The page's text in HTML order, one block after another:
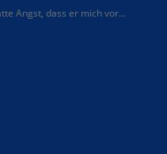
Angst, dass er mich vor...